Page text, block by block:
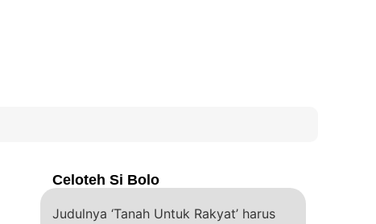
Celoteh Si Bolo
Judulnya ‘Tanah Untuk Rakyat’ harus